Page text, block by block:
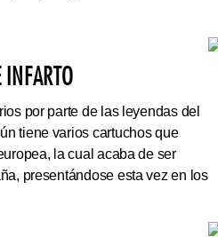
por parte de las leyendas del
tiene varios cartuchos que
la cual acaba de ser
presentándose esta vez en los